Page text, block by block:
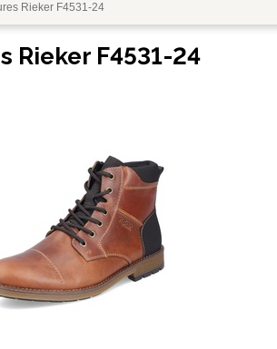
Rieker F4531-24
Rieker F4531-24